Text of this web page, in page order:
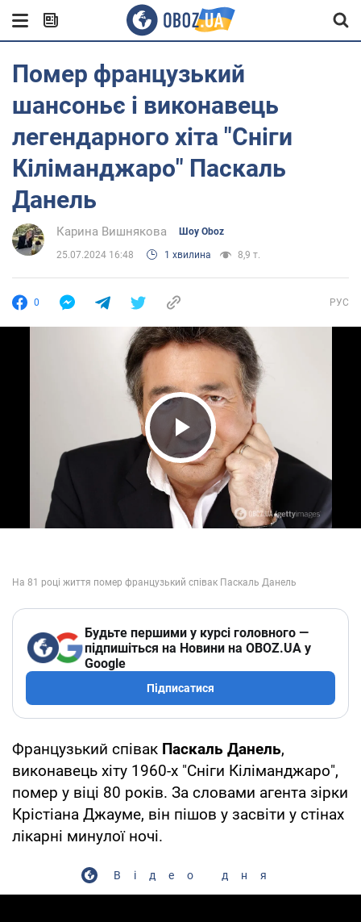
Помер французький
шансоньє і виконавець
легендарного хіта "Сніги
Кіліманджаро" Паскаль
Данель
Карина Вишнякова Шоу Oboz
25.07.2024 16:48 1 хвилина 8,9 т.
0 РУС
Play Video
Будьте першими у курсі головного —
підпишіться на Новини на OBOZ.UA у
Google
Підписатися
Французький співак Паскаль Данель,
виконавець хіту 1960-х "Сніги Кіліманджаро",
помер у віці 80 років. За словами агента зірки
Крістіана Джауме, він пішов у засвіти у стінах
лікарні минулої ночі.
Відео дня